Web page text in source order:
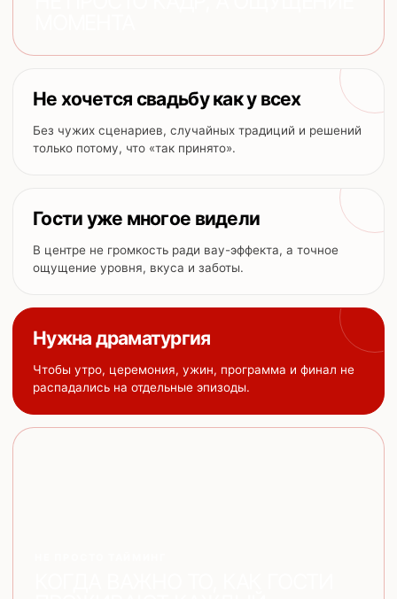
Не хочется свадьбу как у всех
Без чужих сценариев, случайных традиций и решений
только потому, что «так принято».
Гости уже многое видели
В центре не громкость ради вау-эффекта, а точное
ощущение уровня, вкуса и заботы.
Нужна драматургия
Чтобы утро, церемония, ужин, программа и финал не
распадались на отдельные эпизоды.